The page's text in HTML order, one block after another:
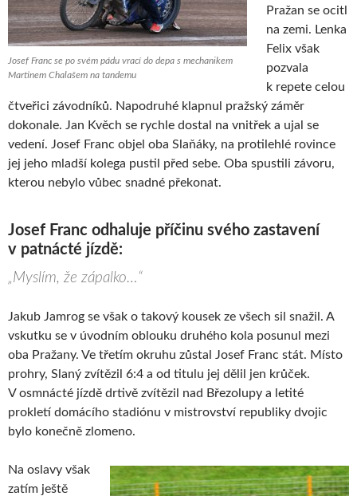
Josef Franc se po svém pádu vrací do depa s mechanikem
Martinem Chalašem na tandemu
Pražan se ocitl
na zemi. Lenka
Felix však
pozvala
k repete celou
čtveřici závodníků. Napodruhé klapnul pražský záměr
dokonale. Jan Kvěch se rychle dostal na vnitřek a ujal se
vedení. Josef Franc objel oba Slaňáky, na protilehlé rovince
jej jeho mladší kolega pustil před sebe. Oba spustili závoru,
kterou nebylo vůbec snadné překonat.
Josef Franc odhaluje příčinu svého zastavení
v patnácté jízdě:
„Myslím, že zápalko…“
Jakub Jamrog se však o takový kousek ze všech sil snažil. A
vskutku se v úvodním oblouku druhého kola posunul mezi
oba Pražany. Ve třetím okruhu zůstal Josef Franc stát. Místo
prohry, Slaný zvítězil 6:4 a od titulu jej dělil jen krůček.
V osmnácté jízdě drtivě zvítězil nad Březolupy a letité
prokletí domácího stadiónu v mistrovství republiky dvojic
bylo konečně zlomeno.
Na oslavy však
zatím ještě